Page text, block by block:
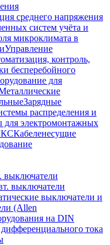
среднего напряжения
систем учёта и
микроклимата в
Управление
контроль,
бесперебойного
для
Зарядные
распределения и
электромонтажных
Кабеленесущие
выключатели
выключатели
выключатели и
(Allen
на DIN
тока